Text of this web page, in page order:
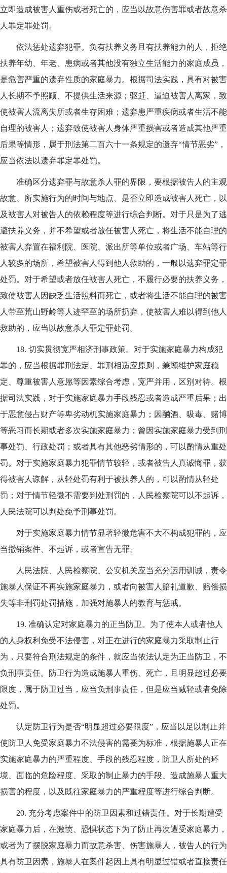
立即造成被害人重伤或者死亡的，应当以故意伤害罪或者故意杀
人罪定罪处罚。
依法惩处遗弃犯罪。负有扶养义务且有扶养能力的人，拒绝
扶养年幼、年老、患病或者其他没有独立生活能力的家庭成员，
是危害严重的遗弃性质的家庭暴力。根据司法实践，具有对被害
人长期不予照顾、不提供生活来源；驱赶、逼迫被害人离家，致
使被害人流离失所或者生存困难；遗弃患严重疾病或者生活不能
自理的被害人；遗弃致使被害人身体严重损害或者造成其他严重
后果等情形，属于刑法第二百六十一条规定的遗弃“情节恶劣”，
应当依法以遗弃罪定罪处罚。
准确区分遗弃罪与故意杀人罪的界限，要根据被告人的主观
故意、所实施行为的时间与地点、是否立即造成被害人死亡，以
及被害人对被告人的依赖程度等进行综合判断。对于只是为了逃
避扶养义务，并不希望或者放任被害人死亡，将生活不能自理的
被害人弃置在福利院、医院、派出所等单位或者广场、车站等行
人较多的场所，希望被害人得到他人救助的，一般以遗弃罪定罪
处罚。对于希望或者放任被害人死亡，不履行必要的扶养义务，
致使被害人因缺乏生活照料而死亡，或者将生活不能自理的被害
人带至荒山野岭等人迹罕至的场所扔弃，使被害人难以得到他人
救助的，应当以故意杀人罪定罪处罚。
18. 切实贯彻宽严相济刑事政策。对于实施家庭暴力构成犯
罪的，应当根据罪刑法定、罪刑相适应原则，兼顾维护家庭稳
定、尊重被害人意愿等因素综合考虑，宽严并用，区别对待。根
据司法实践，对于实施家庭暴力手段残忍或者造成严重后果；出
于恶意侵占财产等卑劣动机实施家庭暴力；因酗酒、吸毒、赌博
等恶习而长期或者多次实施家庭暴力；曾因实施家庭暴力受到刑
事处罚、行政处罚；或者具有其他恶劣情形的，可以酌情从重处
罚。对于实施家庭暴力犯罪情节较轻，或者被告人真诚悔罪，获
得被害人谅解，从轻处罚有利于被扶养人的，可以酌情从轻处
罚；对于情节轻微不需要判处刑罚的，人民检察院可以不起诉，
人民法院可以判处免予刑事处罚。
对于实施家庭暴力情节显著轻微危害不大不构成犯罪的，应
当撤销案件、不起诉，或者宣告无罪。
人民法院、人民检察院、公安机关应当充分运用训诫，责令
施暴人保证不再实施家庭暴力，或者向被害人赔礼道歉、赔偿损
失等非刑罚处罚措施，加强对施暴人的教育与惩戒。
19. 准确认定对家庭暴力的正当防卫。为了使本人或者他人
的人身权利免受不法侵害，对正在进行的家庭暴力采取制止行
为，只要符合刑法规定的条件，就应当依法认定为正当防卫，不
负刑事责任。防卫行为造成施暴人重伤、死亡，且明显超过必要
限度，属于防卫过当，应当负刑事责任，但是应当减轻或者免除
处罚。
认定防卫行为是否“明显超过必要限度”，应当以足以制止并
使防卫人免受家庭暴力不法侵害的需要为标准，根据施暴人正在
实施家庭暴力的严重程度、手段的残忍程度，防卫人所处的环
境、面临的危险程度、采取的制止暴力的手段、造成施暴人重大
损害的程度，以及既往家庭暴力的严重程度等进行综合判断。
20. 充分考虑案件中的防卫因素和过错责任。对于长期遭受
家庭暴力后，在激愤、恐惧状态下为了防止再次遭受家庭暴力，
或者为了摆脱家庭暴力而故意杀害、伤害施暴人，被告人的行为
具有防卫因素，施暴人在案件起因上具有明显过错或者直接责任